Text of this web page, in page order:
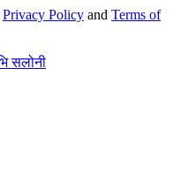
Privacy Policy and Terms of